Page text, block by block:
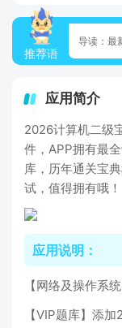
推荐语
导读：最
应用简介
2026计算机二级
件，APP拥有最
库，历年通关宝
试，值得拥有哦！
应用说明：
【网络及操作系
【VIP题库】添